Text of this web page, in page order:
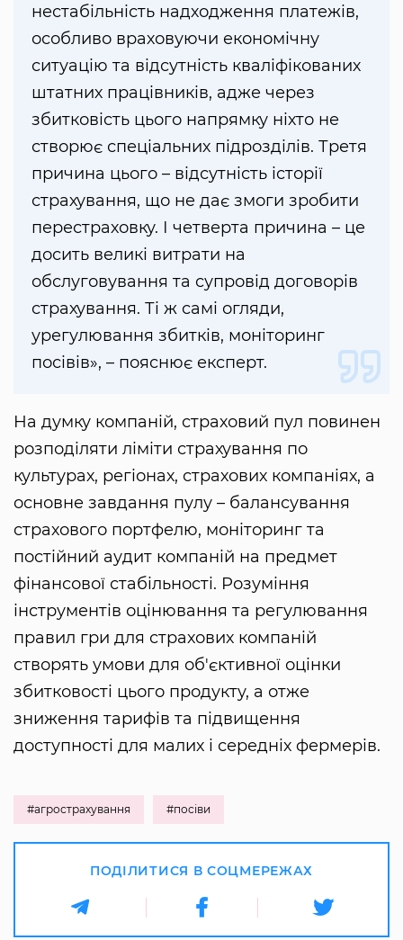
нестабільність надходження платежів,
особливо враховуючи економічну
ситуацію та відсутність кваліфікованих
штатних працівників, адже через
збитковість цього напрямку ніхто не
створює спеціальних підрозділів. Третя
причина цього – відсутність історії
страхування, що не дає змоги зробити
перестраховку. І четверта причина – це
досить великі витрати на
обслуговування та супровід договорів
страхування. Ті ж самі огляди,
урегулювання збитків, моніторинг
посівів», – пояснює експерт.
На думку компаній, страховий пул повинен
розподіляти ліміти страхування по
культурах, регіонах, страхових компаніях, а
основне завдання пулу – балансування
страхового портфелю, моніторинг та
постійний аудит компаній на предмет
фінансової стабільності. Розуміння
інструментів оцінювання та регулювання
правил гри для страхових компаній
створять умови для об'єктивної оцінки
збитковості цього продукту, а отже
зниження тарифів та підвищення
доступності для малих і середніх фермерів.
#агрострахування #посіви
ПОДІЛИТИСЯ В СОЦМЕРЕЖАХ